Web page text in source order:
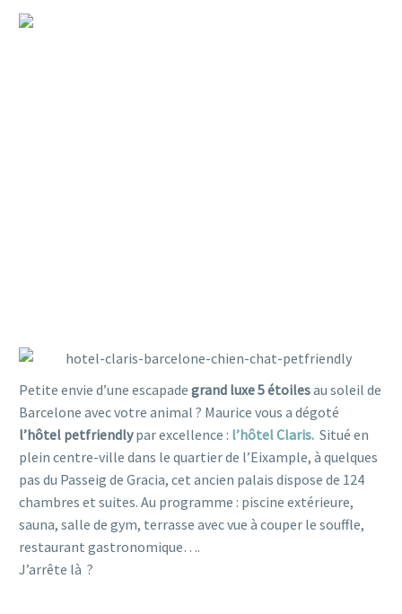
Petite envie d’une escapade grand luxe 5 étoilesau soleil de
Barcelone avec votre animal ? Maurice vous a dégoté
l’hôtel petfriendlypar excellence : l’hôtel Claris. Situé en
plein centre-ville dans le quartier de l’Eixample, à quelques
pas du Passeig de Gracia, cet ancien palais dispose de 124
chambres et suites. Au programme : piscine extérieure,
sauna, salle de gym, terrasse avec vue à couper le souffle,
restaurant gastronomique….
J’arrête là ?